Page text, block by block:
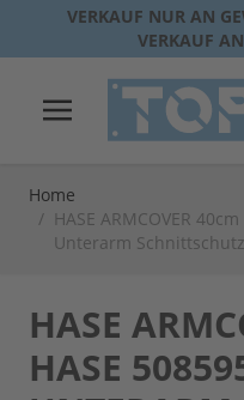
Direkt zum Inhalt
VERKAUF NUR AN
VERKAUF
Home
/ HASE ARMCOVER
Unterarm
HASE
HASE